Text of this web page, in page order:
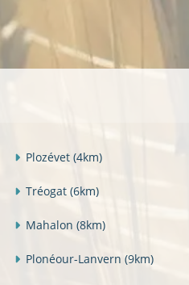
Plozévet (4km)
Tréogat (6km)
Mahalon (8km)
Plonéour-Lanvern (9km)